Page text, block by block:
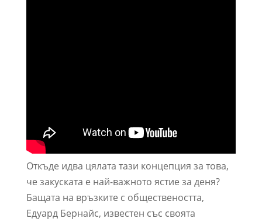
Откъде идва цялата тази концепция за това,
че закуската е най-важното ястие за деня?
Бащата на връзките с обществеността,
Едуард Бернайс, известен със своята